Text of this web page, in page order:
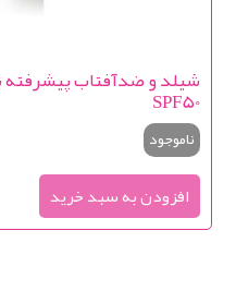
SPF50
ناموجود